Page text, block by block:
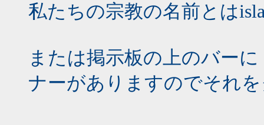
私たちの宗教の名前とは
または掲示板の上のバー
ナーがありますのでそれ